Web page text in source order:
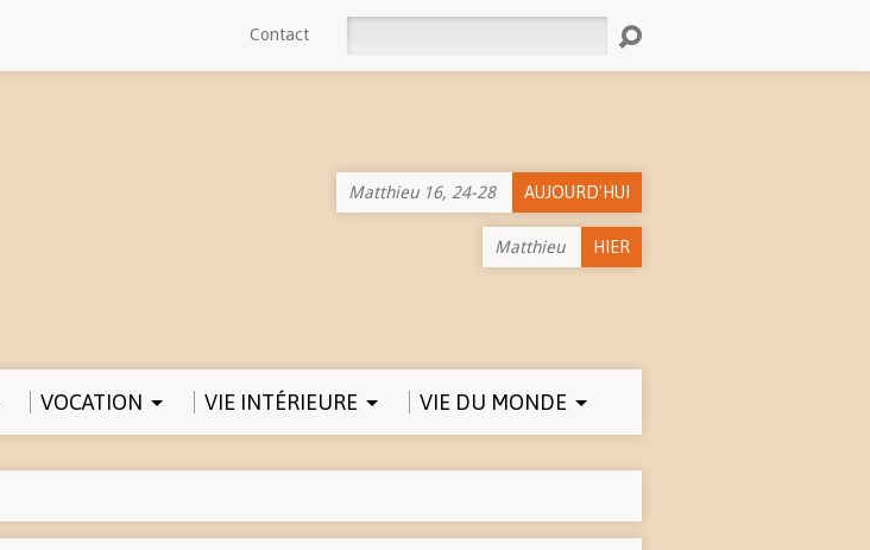
Contact
Matthieu 16, 24-28 AUJOURD'HUI
Matthieu HIER
VOCATION VIE INTÉRIEURE VIE DU MONDE